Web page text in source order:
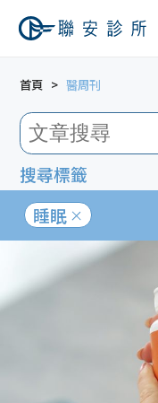
首頁 醫周刊
搜尋標籤
睡眠